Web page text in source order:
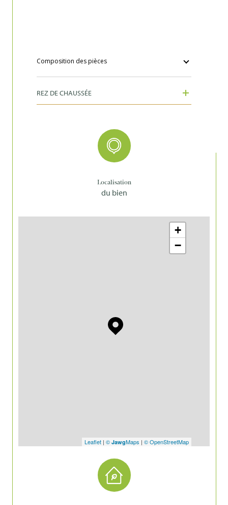
Composition des pièces
REZ DE CHAUSSÉE
Localisation
du bien
+
−
Leaflet | © JawgMaps | © OpenStreetMap